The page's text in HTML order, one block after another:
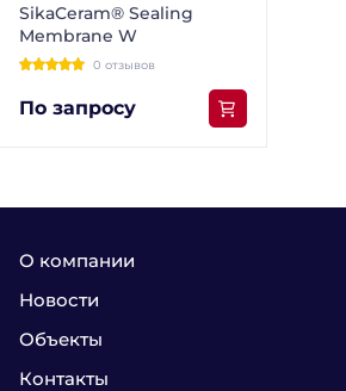
SikaCeram® Sealing
Membrane W
0 отзывов
По запросу
О компании
Новости
Объекты
Контакты